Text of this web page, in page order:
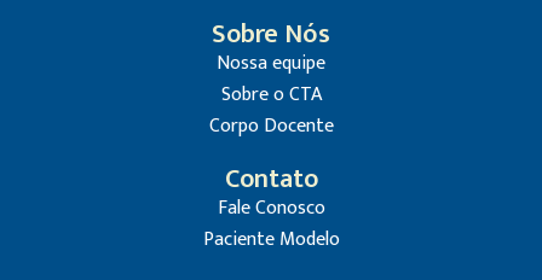
Sobre Nós
Nossa equipe
Sobre o CTA
Corpo Docente
Contato
Fale Conosco
Paciente Modelo